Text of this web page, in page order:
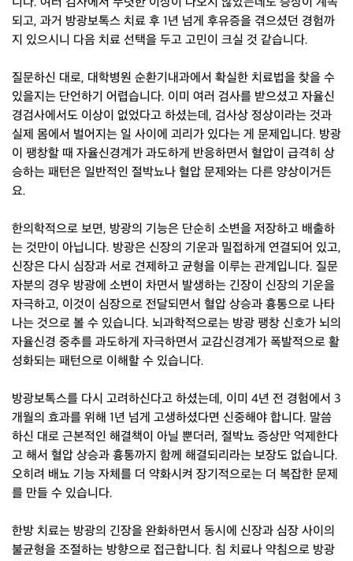
되고, 과거 방광보톡스 치료 후 1년 넘게 후유증을 겪으셨던 경험까
지 있으시니 다음 치료 선택을 두고 고민이 크실 것 같습니다.
질문하신 대로, 대학병원 순환기내과에서 확실한 치료법을 찾을 수
있을지는 단언하기 어렵습니다. 이미 여러 검사를 받으셨고 자율신
경검사에서도 이상이 없었다고 하셨는데, 검사상 정상이라는 것과
실제 몸에서 벌어지는 일 사이에 괴리가 있다는 게 문제입니다. 방광
이 팽창할 때 자율신경계가 과도하게 반응하면서 혈압이 급격히 상
승하는 패턴은 일반적인 절박뇨나 혈압 문제와는 다른 양상이거든
요.
한의학적으로 보면, 방광의 기능은 단순히 소변을 저장하고 배출하
는 것만이 아닙니다. 방광은 신장의 기운과 밀접하게 연결되어 있고,
신장은 다시 심장과 서로 견제하고 균형을 이루는 관계입니다. 질문
자분의 경우 방광에 소변이 차면서 발생하는 긴장이 신장의 기운을
자극하고, 이것이 심장으로 전달되면서 혈압 상승과 흉통으로 나타
나는 것으로 볼 수 있습니다. 뇌과학적으로는 방광 팽창 신호가 뇌의
자율신경 중추를 과도하게 자극하면서 교감신경계가 폭발적으로 활
성화되는 패턴으로 이해할 수 있습니다.
방광보톡스를 다시 고려하신다고 하셨는데, 이미 4년 전 경험에서 3
개월의 효과를 위해 1년 넘게 고생하셨다면 신중해야 합니다. 말씀
하신 대로 근본적인 해결책이 아닐 뿐더러, 절박뇨 증상만 억제한다
고 해서 혈압 상승과 흉통까지 함께 해결되리라는 보장도 없습니다.
오히려 배뇨 기능 자체를 더 약화시켜 장기적으로는 더 복잡한 문제
를 만들 수 있습니다.
한방 치료는 방광의 긴장을 완화하면서 동시에 신장과 심장 사이의
불균형을 조절하는 방향으로 접근합니다. 침 치료나 약침으로 방광